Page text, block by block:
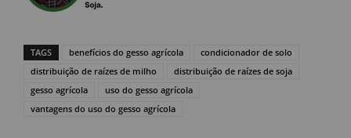
TAGS benefícios do gesso agrícola
condicionador de solo
distribuição de raízes de milho
distribuição de raízes de soja
gesso agrícola
uso do gesso agrícola
vantagens do uso do gesso agrícola